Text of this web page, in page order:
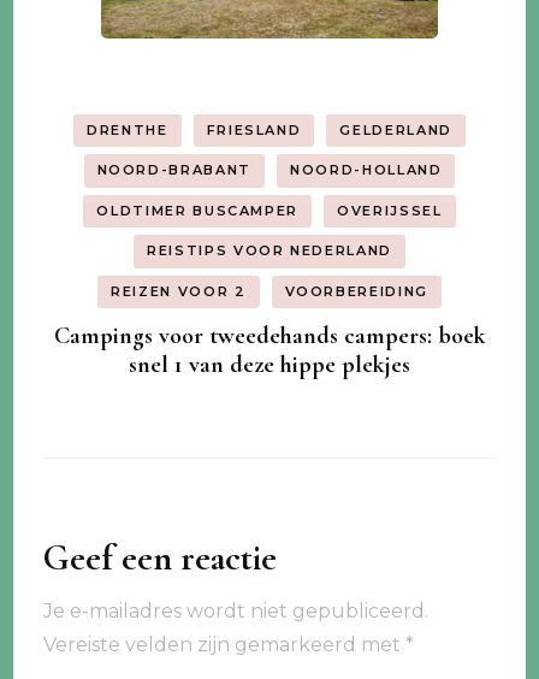
DRENTHE FRIESLAND GELDERLAND
NOORD-BRABANT NOORD-HOLLAND
OLDTIMER BUSCAMPER OVERIJSSEL
REISTIPS VOOR NEDERLAND
REIZEN VOOR 2 VOORBEREIDING
Campings voor tweedehands campers: boek
snel 1 van deze hippe plekjes
Geef een reactie
Je e-mailadres wordt niet gepubliceerd.
Vereiste velden zijn gemarkeerd met *